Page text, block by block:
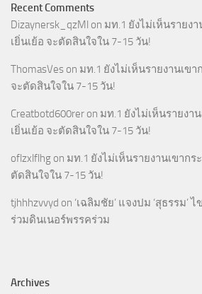
Recent Comments
Dizaynersk_qzMl on มท.1 ยังไม่เห็นรายง
เยิ่นเย้อ จะตัดสินใจใน 7-15 วัน!
ThomasVes on มท.1 ยังไม่เห็นรายงานเขา
จะตัดสินใจใน 7-15 วัน!
Creatbotd600rer on มท.1 ยังไม่เห็นรายงา
เยิ่นเย้อ จะตัดสินใจใน 7-15 วัน!
oflzxlflhg on มท.1 ยังไม่เห็นรายงานเขากร
ตัดสินใจใน 7-15 วัน!
tjhhhzvvyd on ‘เฉลิมชัย’ แจงปม ‘สุธรรม’
ร่วมดินเนอร์พรรคร่วม
Archives